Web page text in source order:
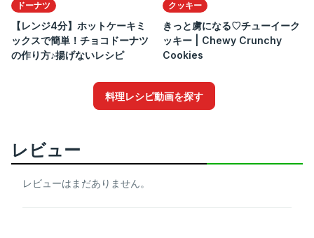
ドーナツ
【レンジ4分】ホットケーキミ
ックスで簡単！チョコドーナツ
の作り方♪揚げないレシピ
クッキー
きっと虜になる♡チューイーク
ッキー | Chewy Crunchy
Cookies
料理レシピ動画を探す
レビュー
レビューはまだありません。